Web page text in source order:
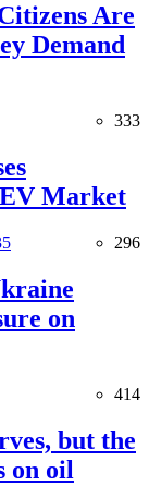
Are
Demand
333
Market
296
on
414
but the
on oil